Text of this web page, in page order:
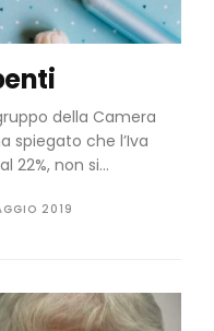
della Camera
spiegato che l’Iva
22%, non si...
2019